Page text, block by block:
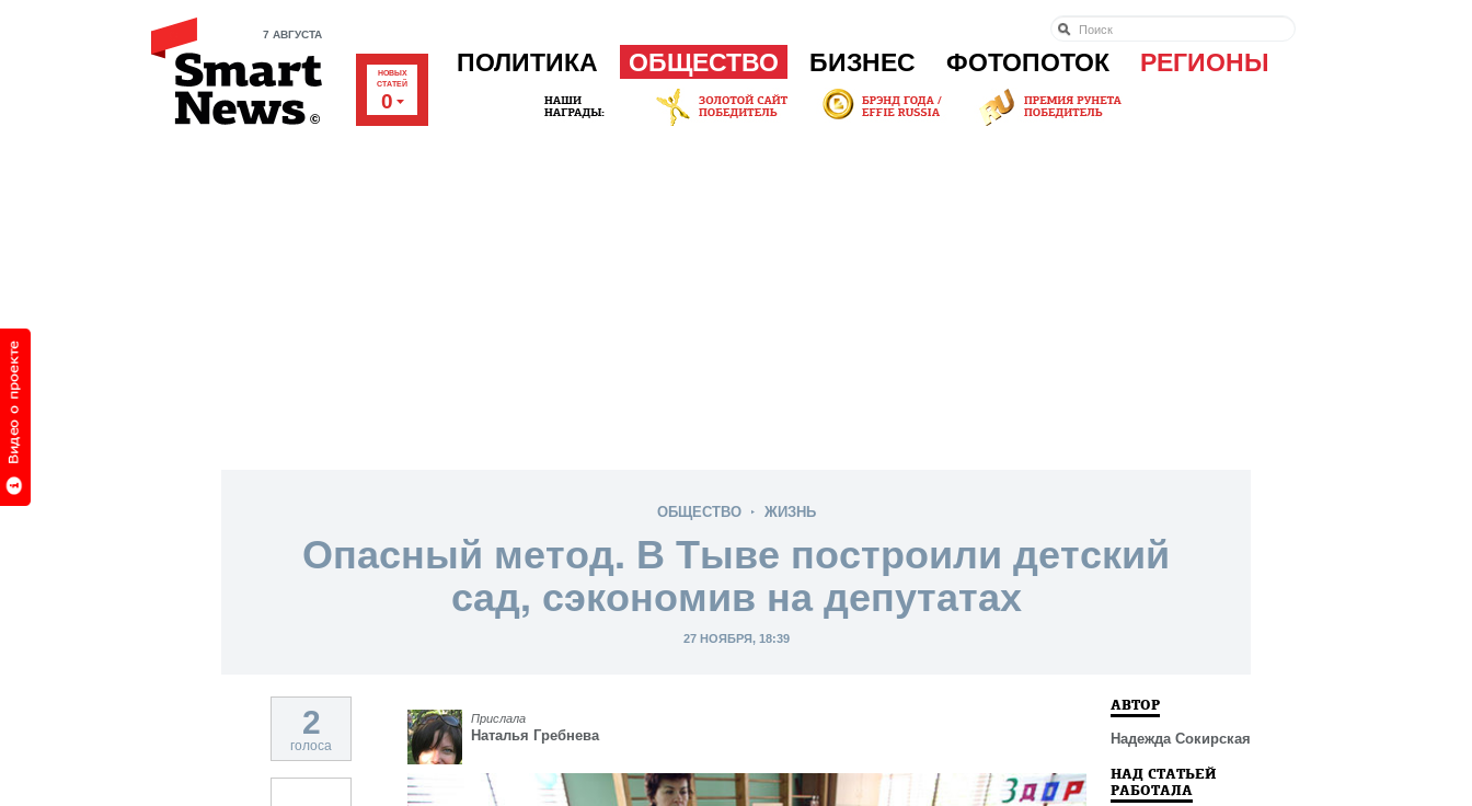
7 АВГУСТА
НОВЫХ
СТАТЕЙ
0
ПОЛИТИКА ОБЩЕСТВО БИЗНЕС ФОТОПОТОК РЕГИОНЫ
ОБЩЕСТВО ЖИЗНЬ
Опасный метод. В Тыве построили детский
сад, сэкономив на депутатах
27 НОЯБРЯ, 18:39
2
голоса
Прислала
Наталья Гребнева
АВТОР
Надежда Сокирская
НАД СТАТЬЕЙ
РАБОТАЛА